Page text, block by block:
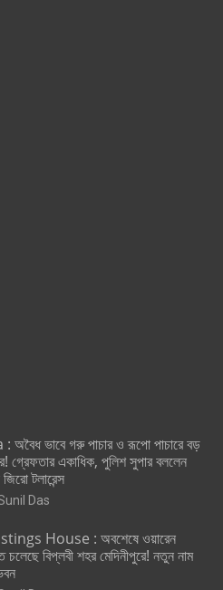
ভাবে গরু পাচার ও রূপো পাচারে বড়
গ্রেফতার একাধিক, পুলিশ সুপার বললেন
টলারেন্স
Das
House : অবশেষে ওয়ারেন
চলেছে বিপ্লবী শহর মেদিনীপুরে! নতুন নাম